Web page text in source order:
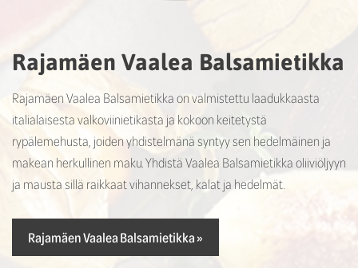
Rajamäen Vaalea Balsamietikka
Rajamäen Vaalea Balsamietikka on valmistettu laadukkaasta
italialaisesta valkoviinietikasta ja kokoon keitetystä
rypälemehusta, joiden yhdistelmänä syntyy sen hedelmäinen ja
makean herkullinen maku. Yhdistä Vaalea Balsamietikka oliiviöljyyn
ja mausta sillä raikkaat vihannekset, kalat ja hedelmät.
Rajamäen Vaalea Balsamietikka